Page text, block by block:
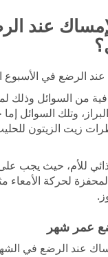
عند
الرضع في الأسبوع
من السوائل وذلك
وتلك السوائل
زيت الزيتون
للأم، حيث يجب
لحركة الأمعاء
عمر شهر
عند الرضع في الشهر